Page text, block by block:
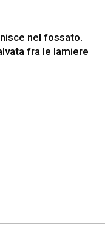
nel fossato.
fra le lamiere